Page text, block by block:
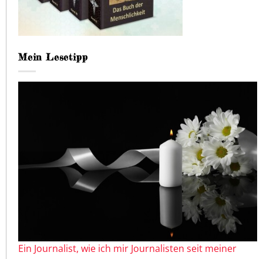
Mein Lesetipp
Ein Journalist, wie ich mir Journalisten seit meiner